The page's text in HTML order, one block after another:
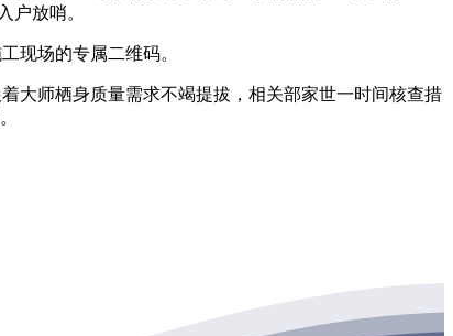
户放哨。
现场的专属二维码。
大师栖身质量需求不竭提拔，相关部家世一时间核查措